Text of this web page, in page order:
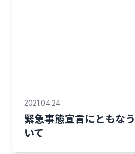
2021.04.24
緊急事態宣言にともな
いて